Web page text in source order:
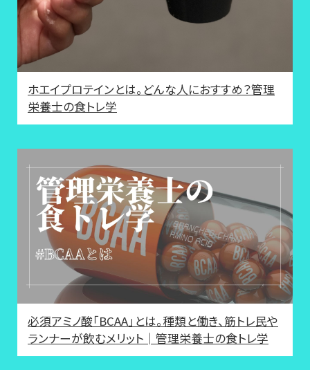
ホエイプロテインとは。どんな人におすすめ？管理
栄養士の食トレ学
必須アミノ酸「BCAA」とは。種類と働き、筋トレ民や
ランナーが飲むメリット│管理栄養士の食トレ学